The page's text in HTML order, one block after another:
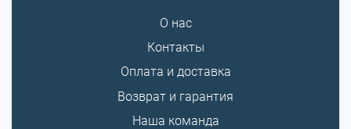
О нас
Контакты
Оплата и доставка
Возврат и гарантия
Наша команда